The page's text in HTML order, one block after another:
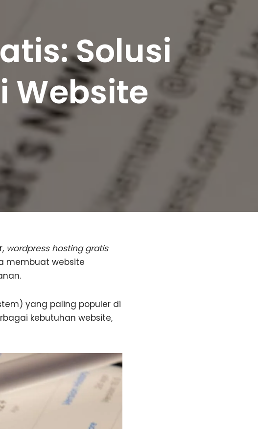
Solusi
Website
wordpress hosting gratis
membuat website
yang paling populer di
kebutuhan website,